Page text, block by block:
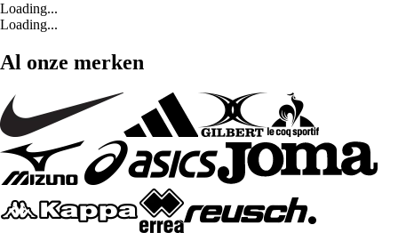
Loading...
Loading...
Al onze merken